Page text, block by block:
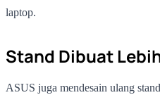
laptop.
Stand Dibuat
ASUS juga mendesain ulang